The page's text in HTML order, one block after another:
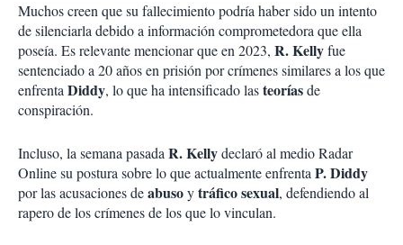
Muchos creen que su fallecimiento podría haber sido un intento
de silenciarla debido a información comprometedora que ella
poseía. Es relevante mencionar que en 2023, R. Kellyfue
sentenciado a 20 años en prisión por crímenes similares a los que
enfrentaDiddy, lo que ha intensificado lasteoríasde
conspiración.
Incluso, la semana pasadaR. Kellydeclaró al medio Radar
Online su postura sobre lo que actualmente enfrentaP. Diddy
por las acusaciones deabusoytráficosexual, defendiendo al
rapero de los crímenes de los que lo vinculan.